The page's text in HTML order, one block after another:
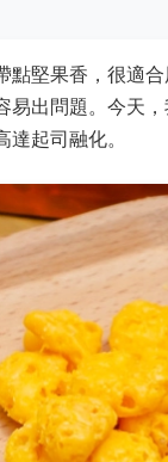
堅果香，很適合
易出問題。今天
起司融化。